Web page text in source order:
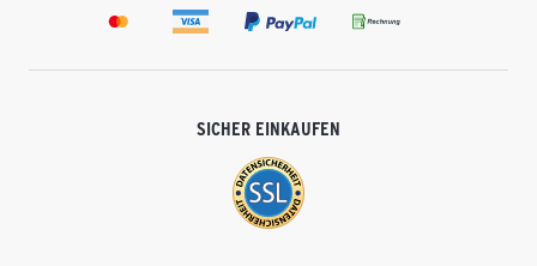
SICHER EINKAUFEN